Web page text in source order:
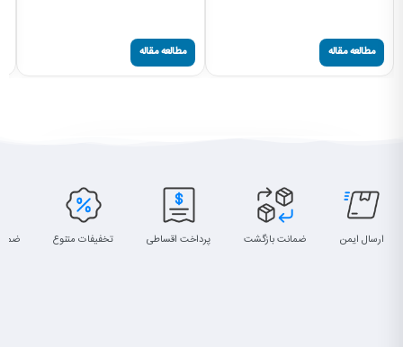
مطالعه مقاله مطالعه مقاله
ارسال ایمن ضمانت بازگشت پرداخت اقساطی تخفیفات متنوع